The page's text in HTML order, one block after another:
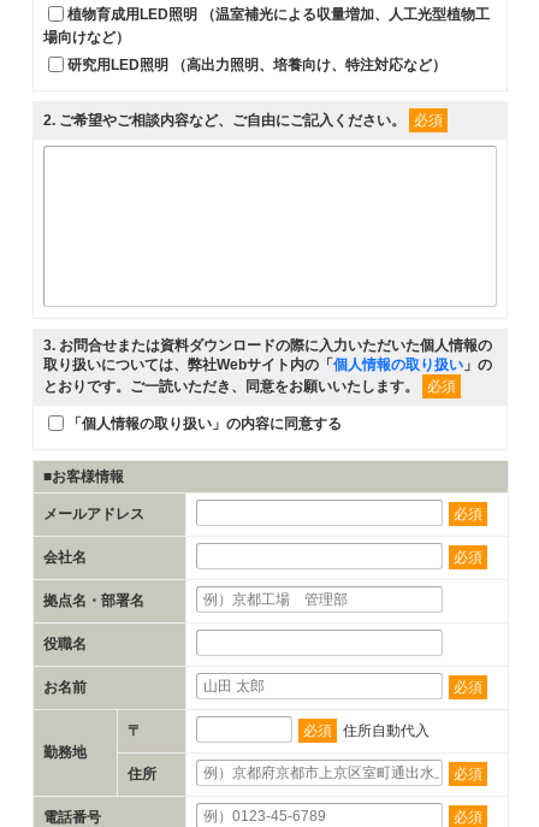
植物育成用LED照明 （温室補光による収量増加、人工光型植物工
場向けなど）
研究用LED照明 （高出力照明、培養向け、特注対応など）
2. ご希望やご相談内容など、ご自由にご記入ください。 必須
3. お問合せまたは資料ダウンロードの際に入力いただいた個人情報の
取り扱いについては、弊社Webサイト内の「 個人情報の取り扱い」の
とおりです。ご一読いただき、同意をお願いいたします。
必須
「個人情報の取り扱い」の内容に同意する
■お客様情報
メールアドレス 必須
会社名 必須
拠点名・部署名
役職名
お名前 必須
勤務地
〒 必須 住所自動代入
住所 必須
電話番号
必須